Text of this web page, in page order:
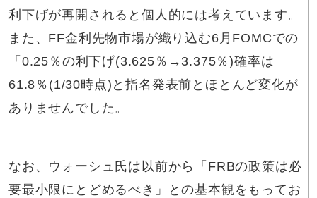
利下げが再開されると個人的には考えています。
また、FF金利先物市場が織り込む6月FOMCでの
「0.25％の利下げ(3.625％→3.375％)確率は
61.8％(1/30時点)と指名発表前とほとんど変化が
ありませんでした。
なお、ウォーシュ氏は以前から「FRBの政策は必
要最小限にとどめるべき」との基本観をもってお